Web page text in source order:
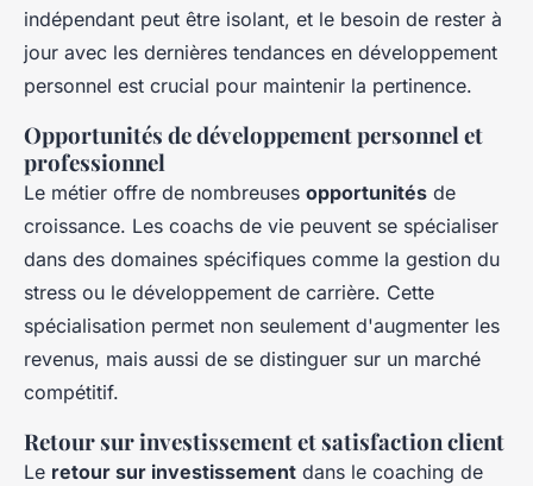
indépendant peut être isolant, et le besoin de rester à
jour avec les dernières tendances en développement
personnel est crucial pour maintenir la pertinence.
Opportunités de développement personnel et
professionnel
Le métier offre de nombreuses opportunités de
croissance. Les coachs de vie peuvent se spécialiser
dans des domaines spécifiques comme la gestion du
stress ou le développement de carrière. Cette
spécialisation permet non seulement d'augmenter les
revenus, mais aussi de se distinguer sur un marché
compétitif.
Retour sur investissement et satisfaction client
Le retour sur investissement dans le coaching de